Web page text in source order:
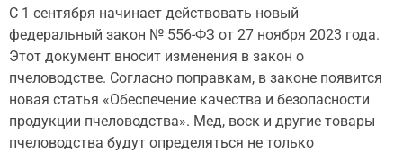
С 1 сентября начинает действовать новый
федеральный закон № 556-ФЗ от 27 ноября 2023 года.
Этот документ вносит изменения в закон о
пчеловодстве. Согласно поправкам, в законе появится
новая статья «Обеспечение качества и безопасности
продукции пчеловодства». Мед, воск и другие товары
пчеловодства будут определяться не только